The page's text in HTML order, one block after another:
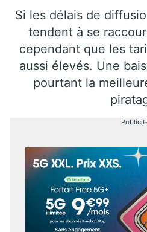
Si les délais de
tendent à se
cependant que les
aussi élevés. Une
pourtant la